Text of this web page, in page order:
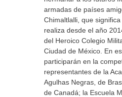
armadas de países
Chimaltlalli, que
realiza desde el año
del Heroico Colegio
Ciudad de México. En
participarán en la
representantes de la
Agulhas Negras, de
de Canadá; la Escuela